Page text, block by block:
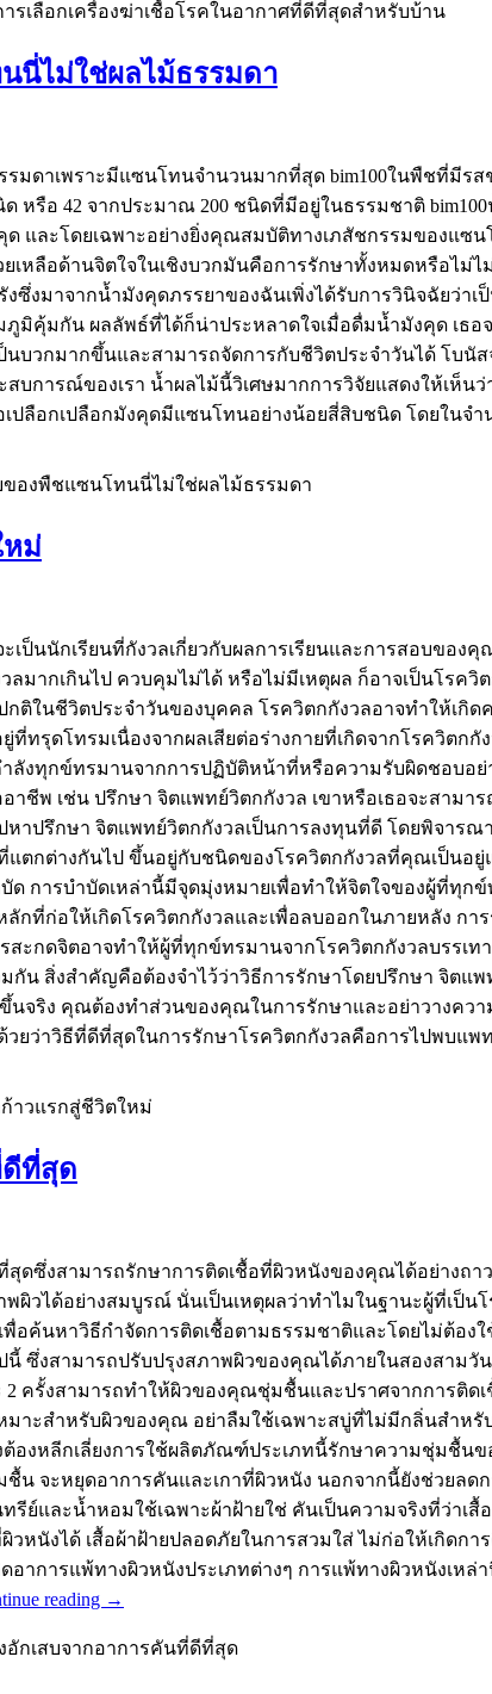
รเลือกเครื่องฆ่าเชื้อโรคในอากาศที่ดีที่สุดสำหรับบ้าน
นี่ไม่ใช่ผลไม้ธรรมดา
ดาเพราะมีแซนโทนจำนวนมากที่สุด bim100ในพืชที่มีร
หรือ 42 จากประมาณ 200 ชนิดที่มีอยู่ในธรรมชาติ
และโดยเฉพาะอย่างยิ่งคุณสมบัติทางเภสัชกรรมของแซ
เหลือด้านจิตใจในเชิงบวกมันคือการรักษาทั้งหมดหรือไม่
งมาจากน้ำมังคุดภรรยาของฉันเพิ่งได้รับการวินิจฉัยว่าเ
ภูมิคุ้มกัน ผลลัพธ์ที่ได้ก็น่าประหลาดใจเมื่อดื่มน้ำมังคุด เธ
บวกมากขึ้นและสามารถจัดการกับชีวิตประจำวันได้ โบนั
สบการณ์ของเรา น้ำผลไม้นี้วิเศษมากการวิจัยแสดงให้เห็
ปลือกเปลือกมังคุดมีแซนโทนอย่างน้อยสี่สิบชนิด โดยใน
ของพืชแซนโทนนี่ไม่ใช่ผลไม้ธรรมดา
หม่
เป็นนักเรียนที่กังวลเกี่ยวกับผลการเรียนและการสอบข
ลมากเกินไป ควบคุมไม่ได้ หรือไม่มีเหตุผล ก็อาจเป็นโรค
ติในชีวิตประจำวันของบุคคล โรควิตกกังวลอาจทำให้เกิ
รุดโทรมเนื่องจากผลเสียต่อร่างกายที่เกิดจากโรควิตก
งทุกข์ทรมานจากการปฏิบัติหน้าที่หรือความรับผิดชอบอย่
พ เช่น ปรึกษา จิตแพทย์วิตกกังวล เขาหรือเธอจะสาม
าปรึกษา จิตแพทย์วิตกกังวลเป็นการลงทุนที่ดี โดยพิจาร
ตกต่างกันไป ขึ้นอยู่กับชนิดของโรควิตกกังวลที่คุณเป็นอ
ด การบำบัดเหล่านี้มีจุดมุ่งหมายเพื่อทำให้จิตใจของผู้ที่
ที่ก่อให้เกิดโรควิตกกังวลและเพื่อลบออกในภายหลัง ก
ะกดจิตอาจทำให้ผู้ที่ทุกข์ทรมานจากโรควิตกกังวลบรรเ
กัน สิ่งสำคัญคือต้องจำไว้ว่าวิธีการรักษาโดยปรึกษา จิต
นจริง คุณต้องทำส่วนของคุณในการรักษาและอย่าวางค
ยว่าวิธีที่ดีที่สุดในการรักษาโรควิตกกังวลคือการไปพบแ
าวแรกสู่ชีวิตใหม่
ดีที่สุด
ดซึ่งสามารถรักษาการติดเชื้อที่ผิวหนังของคุณได้อย่างถ
ผิวได้อย่างสมบูรณ์ นั่นเป็นเหตุผลว่าทำไมในฐานะผู้ที่เป็
อค้นหาวิธีกำจัดการติดเชื้อตามธรรมชาติและโดยไม่ต้อ
ซึ่งสามารถปรับปรุงสภาพผิวของคุณได้ภายในสองสาม
2 ครั้งสามารถทำให้ผิวของคุณชุ่มชื้นและปราศจากการติ
าะสำหรับผิวของคุณ อย่าลืมใช้เฉพาะสบู่ที่ไม่มีกลิ่นสำ
องหลีกเลี่ยงการใช้ผลิตภัณฑ์ประเภทนี้รักษาความชุ่มชื้น
จะหยุดอาการคันและเกาที่ผิวหนัง นอกจากนี้ยังช่วยลด
รีย์และน้ำหอมใช้เฉพาะผ้าฝ้ายใช่ คันเป็นความจริงที่ว่า
วหนังได้ เสื้อผ้าฝ้ายปลอดภัยในการสวมใส่ ไม่ก่อให้เกิด
าการแพ้ทางผิวหนังประเภทต่างๆ การแพ้ทางผิวหนังเห
reading →
อักเสบจากอาการคันที่ดีที่สุด